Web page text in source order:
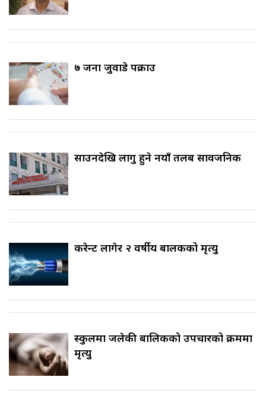
७ जना जुवाडे पक्राउ
साउनदेखि लागु हुने नयाँ तलब सार्वजनिक
करेन्ट लागेर २ वर्षीय बालकको मृत्यु
स्कुलमा जलेकी बालिकको उपचारको क्रममा
मृत्यु